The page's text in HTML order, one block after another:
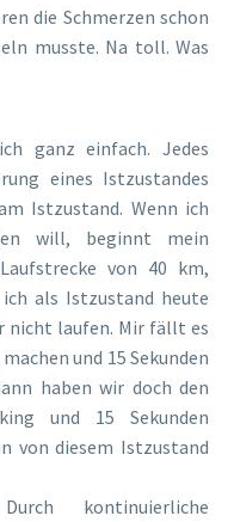
die Schmerzen schon
musste. Na toll. Was
ganz einfach. Jedes
eines Istzustandes
Istzustand. Wenn ich
will, beginnt mein
von 40 km,
als Istzustand heute
nicht laufen. Mir fällt es
und 15 Sekunden
haben wir doch den
und 15 Sekunden
von diesem Istzustand
kontinuierliche